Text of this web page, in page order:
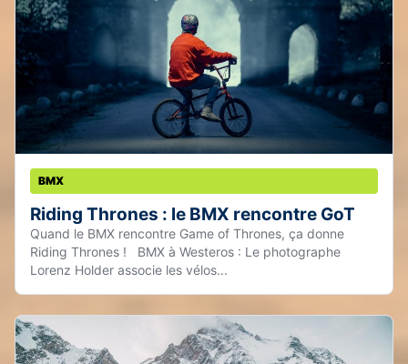
BMX
Riding Thrones : le BMX rencontre GoT
Quand le BMX rencontre Game of Thrones, ça donne
Riding Thrones ! BMX à Westeros : Le photographe
Lorenz Holder associe les vélos...